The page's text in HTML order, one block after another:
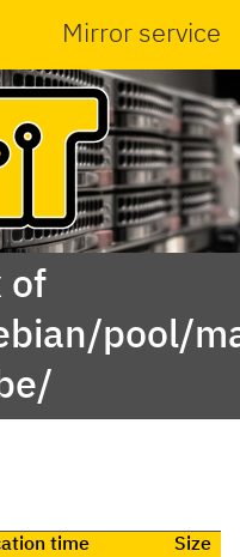
Mirror service
of
pool/
time
Size